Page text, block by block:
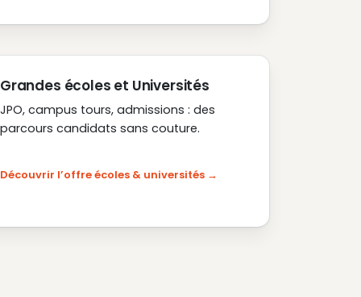
Grandes écoles et Universités
JPO, campus tours, admissions : des
parcours candidats sans couture.
Découvrir l’offre écoles & universités